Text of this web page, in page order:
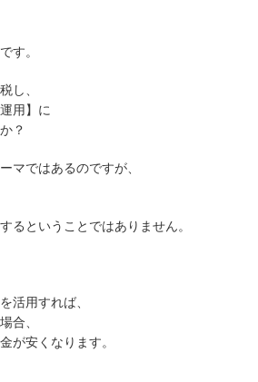
す。
し、
用】に
？
マではあるのですが、
るということではありません。
活用すれば、
合、
が安くなります。